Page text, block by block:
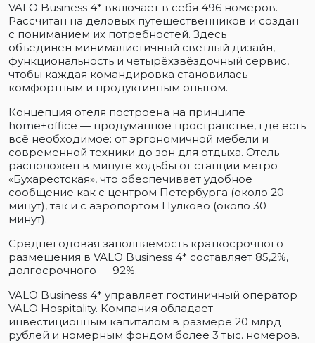
VALO Business 4* включает в себя 496 номеров.
Рассчитан на деловых путешественников и создан
с пониманием их потребностей. Здесь
объединен минималистичный светлый дизайн,
функциональность и четырёхзвёздочный сервис,
чтобы каждая командировка становилась
комфортным и продуктивным опытом.
Концепция отеля построена на принципе
home+office — продуманное пространстве, где есть
всё необходимое: от эргономичной мебели и
современной техники до зон для отдыха. Отель
расположен в минуте ходьбы от станции метро
«Бухарестская», что обеспечивает удобное
сообщение как с центром Петербурга (около 20
минут), так и с аэропортом Пулково (около 30
минут).
Среднегодовая заполняемость краткосрочного
размещения в VALO Business 4* составляет 85,2%,
долгосрочного — 92%.
VALO Business 4* управляет гостиничный оператор
VALO Hospitality. Компания обладает
инвестиционным капиталом в размере 20 млрд
рублей и номерным фондом более 3 тыс. номеров.